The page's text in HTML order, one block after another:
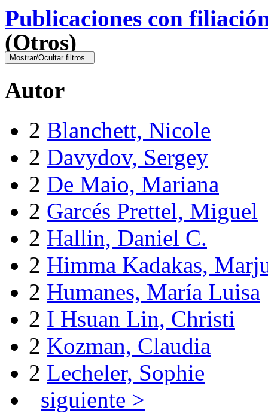
Publicaciones con
(Otros)
Autor
2 Blanchett, Nicole
2 Davydov, Sergey
2 De Maio, Mariana
2 Garcés Prettel, Miguel
2 Hallin, Daniel C.
2 Himma Kadakas,
2 Humanes, María Luisa
2 I Hsuan Lin, Christi
2 Kozman, Claudia
2 Lecheler, Sophie
siguiente >